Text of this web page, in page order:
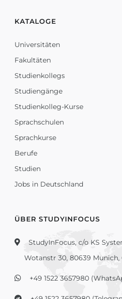
KATALOGE
Universitäten
Fakultäten
Studienkollegs
Studiengänge
Studienkolleg-Kurse
Sprachschulen
Sprachkurse
Berufe
Studien
Jobs in Deutschland
ÜBER STUDYINFOCUS
StudyInFocus, c/o KS
Wotanstr 30, 80639 Munich,
+49 1522 3657980